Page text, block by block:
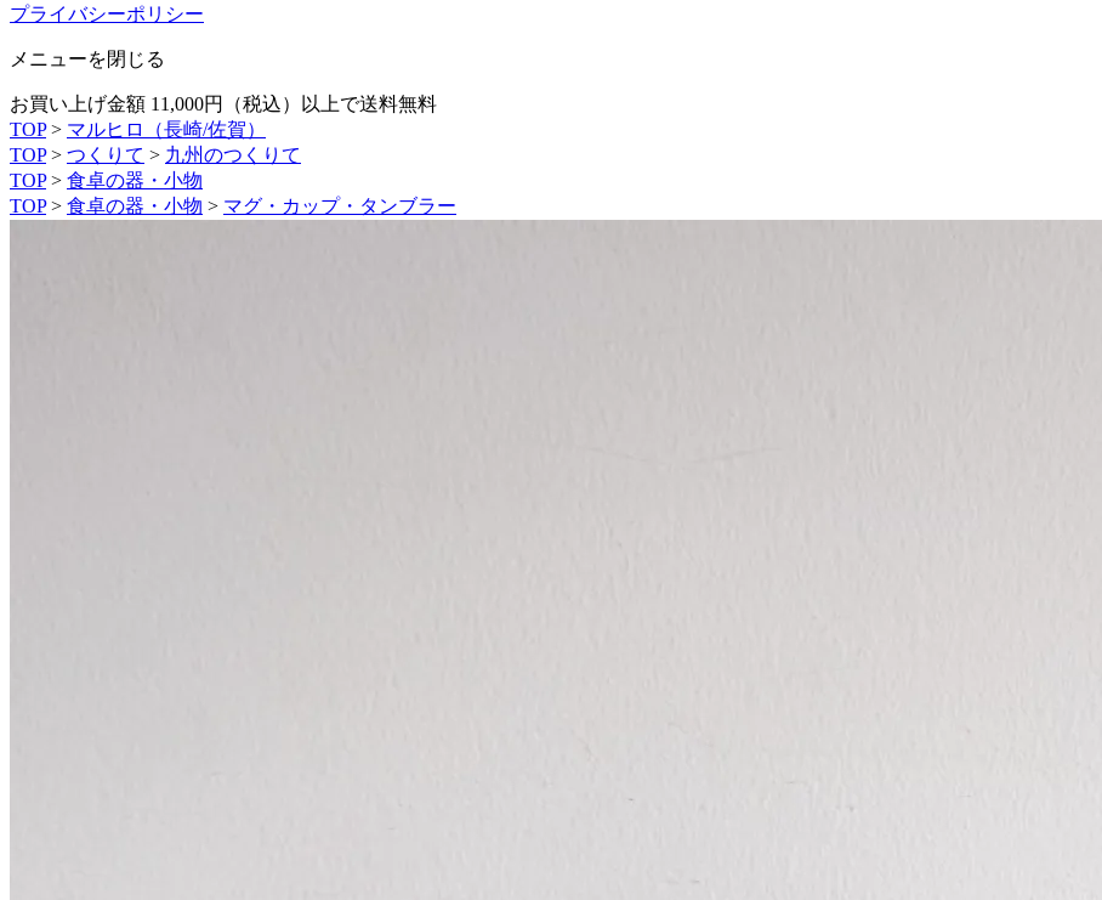
プライバシーポリシー
メニューを閉じる
お買い上げ金額 11,000円（税込）以上で送料無料
TOP> マルヒロ（長崎/佐賀）
TOP > つくりて > 九州のつくりて
TOP > 食卓の器・小物
TOP > 食卓の器・小物 > マグ・カップ・タンブラー